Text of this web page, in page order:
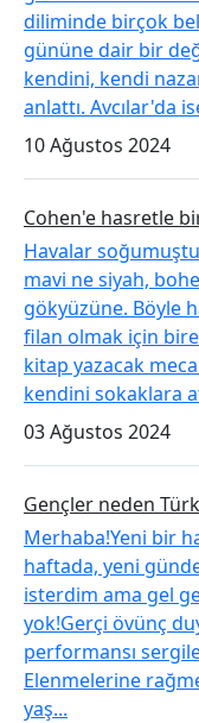
diliminde birçok
gününe dair bir
kendini, kendi
anlattı. Avcılar'da
10 Ağustos 2024
Cohen'e hasretle
Havalar
mavi ne siyah,
gökyüzüne. Böyle
filan olmak için
kitap yazacak
kendini sokaklara
03 Ağustos 2024
Gençler neden
Merhaba!Yeni bir
haftada, yeni
isterdim ama gel
yok!Gerçi övünç
performansı
Elenmelerine
yaş...